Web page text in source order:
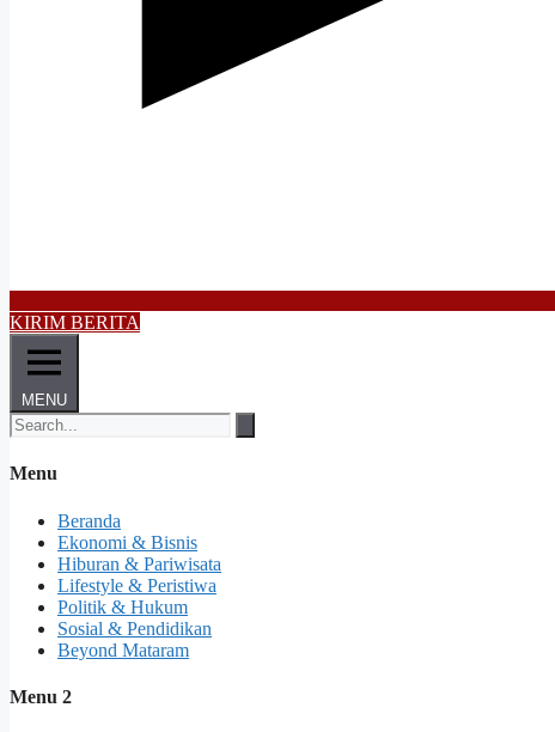
KIRIM BERITA
MENU
Menu
Beranda
Ekonomi & Bisnis
Hiburan & Pariwisata
Lifestyle & Peristiwa
Politik & Hukum
Sosial & Pendidikan
Beyond Mataram
Menu 2